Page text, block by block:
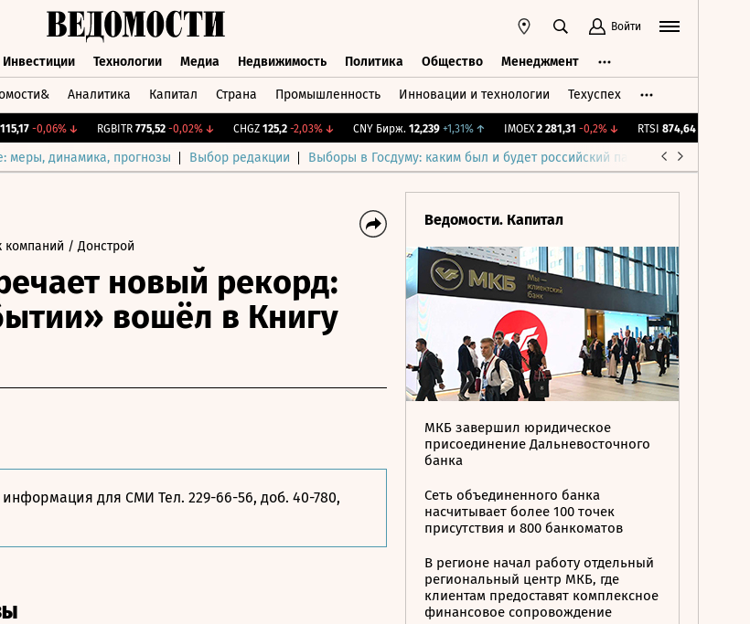
Войти
Инвестиции Технологии Медиа Недвижимость Политика Общество Менеджмент
Аналитика Капитал Страна Промышленность Инновации и технологии Техуспех
-0,06%↓ RGBITR 775,52 -0,02%↓ CHGZ 125,2 -2,03%↓ CNY Бирж. 12,239 +1,31%↑ IMOEX 2 281,31 -0,2%↓ RTSI 874,64 -1,12%
меры, динамика, прогнозы Выбор редакции Выборы в Госдуму: каким был и будет российский парламент
компаний / Донстрой
новый рекорд:
вошёл в Книгу
для СМИ Тел. 229-66-56, доб. 40-780,
Ведомости. Капитал
МКБ завершил юридическое
присоединение Дальневосточного
банка
Сеть объединенного банка
насчитывает более 100 точек
присутствия и 800 банкоматов
В регионе начал работу отдельный
региональный центр МКБ, где
клиентам предоставят комплексное
финансовое сопровождение